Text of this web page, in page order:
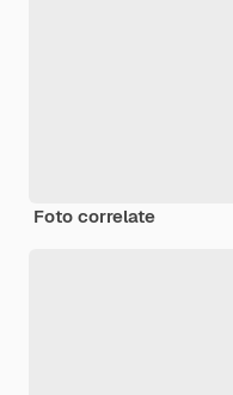
Foto correlate